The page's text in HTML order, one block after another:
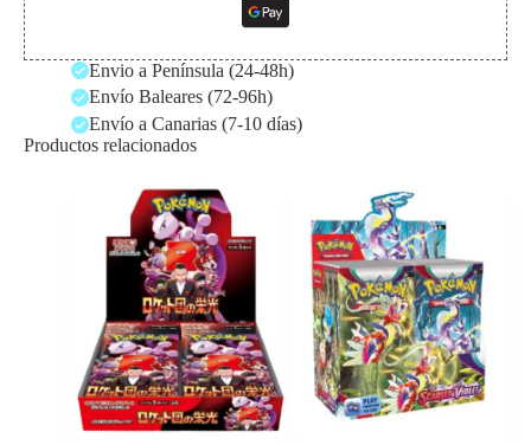
Envio a Península (24-48h)
Envío Baleares (72-96h)
Envío a Canarias (7-10 días)
Productos relacionados